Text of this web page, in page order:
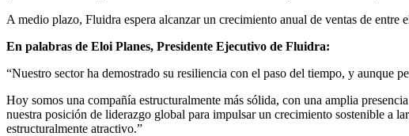
A medio plazo, Fluidra espera alcanzar un crecimiento anual de ventas de
En palabras de Eloi Planes, Presidente Ejecutivo de Fluidra:
“Nuestro sector ha demostrado su resiliencia con el paso del tiempo, y aunque
Hoy somos una compañía estructuralmente más sólida, con una amplia
nuestra posición de liderazgo global para impulsar un crecimiento sostenible a
estructuralmente atractivo.”